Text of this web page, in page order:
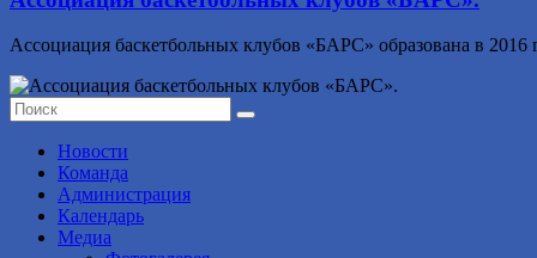
Ассоциация баскетбольных клубов «БАРС» образована в 2016
Новости
Команда
Администрация
Календарь
Медиа